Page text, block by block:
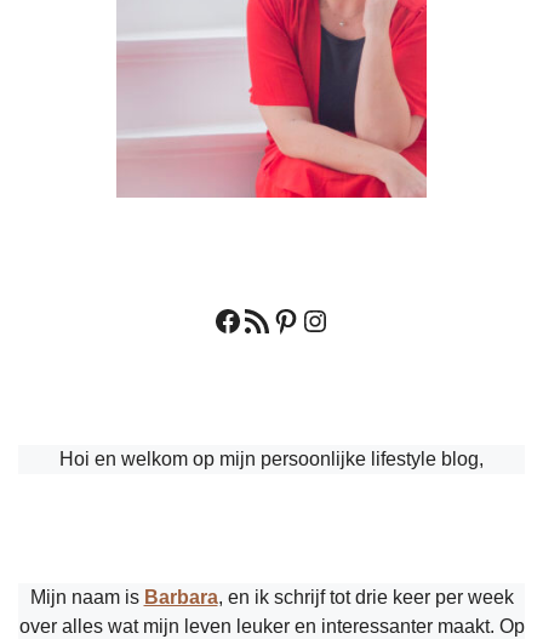
Facebook
RSS feedPinterest
Instagram
Hoi en welkom op mijn persoonlijke lifestyle blog,
Mijn naam is Barbara, en ik schrijf tot drie keer per week
over alles wat mijn leven leuker en interessanter maakt. Op